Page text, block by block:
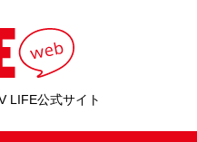
LIFE公式サイト